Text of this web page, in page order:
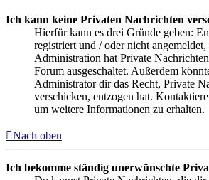
Ich kann keine Privaten Nachrichten
Hierfür kann es drei Gründe geben:
registriert und / oder nicht
Administration hat Private
Forum ausgeschaltet. Außerdem
Administrator dir das Recht, Private
verschicken, entzogen hat.
um weitere Informationen zu erhalten.
Nach oben
Ich bekomme ständig unerwünschte